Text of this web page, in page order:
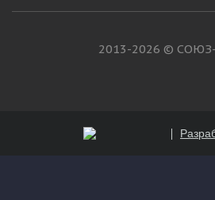
2013-2026 ©